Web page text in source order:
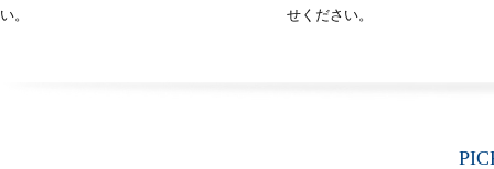
い。
せください。